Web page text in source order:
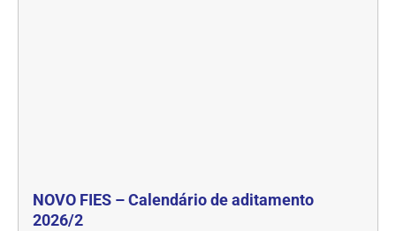
NOVO FIES – Calendário de aditamento
2026/2